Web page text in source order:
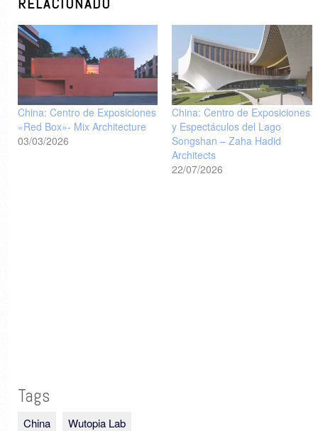
China: Centro de Exposiciones
«Red Box»- Mix Architecture
03/03/2026
China: Centro de Exposiciones
y Espectáculos del Lago
Songshan – Zaha Hadid
Architects
22/07/2026
Tags
China Wutopia Lab